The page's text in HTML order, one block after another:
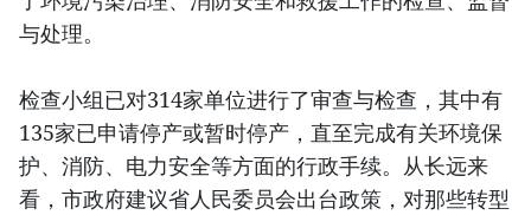
与处理。
检查小组已对314家单位进行了审查与检查，其中有
135家已申请停产或暂时停产，直至完成有关环境保
护、消防、电力安全等方面的行政手续。从长远来
看，市政府建议省人民委员会出台政策，对那些转型